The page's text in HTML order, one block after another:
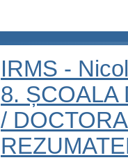
IRMS -
8. ȘCOALA
/